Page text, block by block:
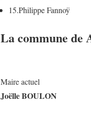
15.Philippe Fannoÿ
La commune de
Maire actuel
Joëlle BOULON